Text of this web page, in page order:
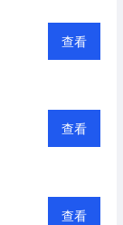
查看
查看
查看